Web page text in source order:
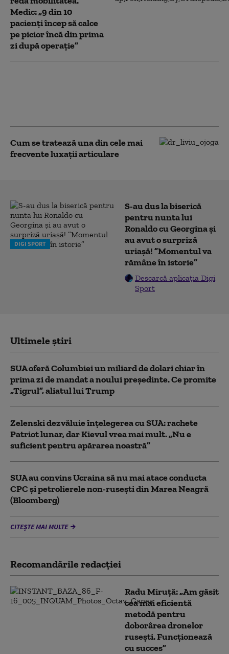
Medic: „9 din 10
pacienți încep să calce
pe picior încă din prima
zi după operație”
Cum se tratează una din cele mai
frecvente luxații articulare
DIGI SPORT
S-au dus la biserică
pentru nunta lui
Ronaldo cu Georgina și
au avut o surpriză
uriașă! ”Momentul va
rămâne în istorie”
Descarcă aplicația Digi
Sport
Ultimele știri
SUA oferă Columbiei un miliard de dolari chiar în
prima zi de mandat a noului președinte. Ce promite
„Tigrul”, aliatul lui Trump
Zelenski dezvăluie înțelegerea cu SUA: rachete
Patriot lunar, dar Kievul vrea mai mult. „Nu e
suficient pentru apărarea noastră”
SUA au convins Ucraina să nu mai atace conducta
CPC şi petrolierele non-ruseşti din Marea Neagră
(Bloomberg)
CITEȘTE MAI MULTE
Recomandările redacţiei
Radu Miruță: „Am găsit
cea mai eficientă
metodă pentru
doborârea dronelor
rusești. Funcționează
cu succes”